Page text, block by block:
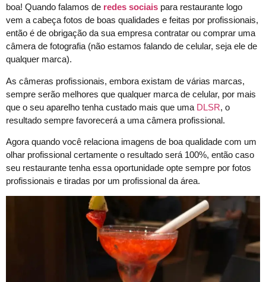
boa! Quando falamos de redes sociais para restaurante logo
vem a cabeça fotos de boas qualidades e feitas por profissionais,
então é de obrigação da sua empresa contratar ou comprar uma
câmera de fotografia (não estamos falando de celular, seja ele de
qualquer marca).
As câmeras profissionais, embora existam de várias marcas,
sempre serão melhores que qualquer marca de celular, por mais
que o seu aparelho tenha custado mais que uma DLSR, o
resultado sempre favorecerá a uma câmera profissional.
Agora quando você relaciona imagens de boa qualidade com um
olhar profissional certamente o resultado será 100%, então caso
seu restaurante tenha essa oportunidade opte sempre por fotos
profissionais e tiradas por um profissional da área.